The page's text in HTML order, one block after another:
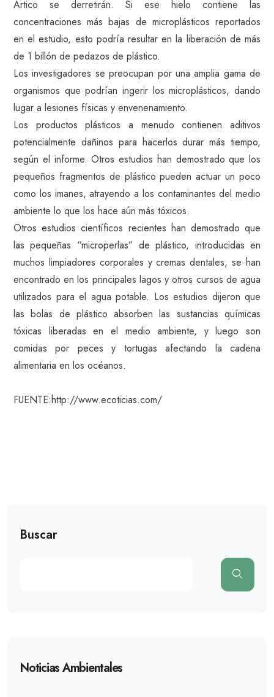
Ártico se derretirán. Si ese hielo contiene las
concentraciones más bajas de microplásticos reportados
en el estudio, esto podría resultar en la liberación de más
de 1 billón de pedazos de plástico.
Los investigadores se preocupan por una amplia gama de
organismos que podrían ingerir los microplásticos, dando
lugar a lesiones físicas y envenenamiento.
Los productos plásticos a menudo contienen aditivos
potencialmente dañinos para hacerlos durar más tiempo,
según el informe. Otros estudios han demostrado que los
pequeños fragmentos de plástico pueden actuar un poco
como los imanes, atrayendo a los contaminantes del medio
ambiente lo que los hace aún más tóxicos.
Otros estudios científicos recientes han demostrado que
las pequeñas “microperlas” de plástico, introducidas en
muchos limpiadores corporales y cremas dentales, se han
encontrado en los principales lagos y otros cursos de agua
utilizados para el agua potable. Los estudios dijeron que
las bolas de plástico absorben las sustancias químicas
tóxicas liberadas en el medio ambiente, y luego son
comidas por peces y tortugas afectando la cadena
alimentaria en los océanos.
FUENTE:http://www.ecoticias.com/
Buscar
Noticias Ambientales